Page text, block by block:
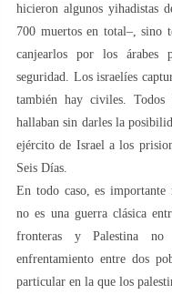
hicieron algunos yihadistas
700 muertos en total–, sino
canjearlos por los árabes
seguridad. Los israelíes
también hay civiles. Todos
hallaban sin darles la
ejército de Israel a los
Seis Días.
En todo caso, es
no es una guerra clásica
fronteras y Palestina
enfrentamiento entre dos
particular en la que los